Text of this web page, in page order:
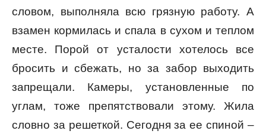
словом, выполняла всю грязную работу. А
взамен кормилась и спала в сухом и теплом
месте. Порой от усталости хотелось все
бросить и сбежать, но за забор выходить
запрещали. Камеры, установленные по
углам, тоже препятствовали этому. Жила
словно за решеткой. Сегодня за ее спиной –